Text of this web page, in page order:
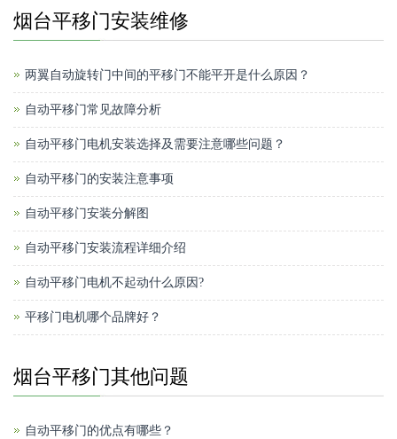
烟台平移门安装维修
两翼自动旋转门中间的平移门不能平开是什么原因？
自动平移门常见故障分析
自动平移门电机安装选择及需要注意哪些问题？
自动平移门的安装注意事项
自动平移门安装分解图
自动平移门安装流程详细介绍
自动平移门电机不起动什么原因?
平移门电机哪个品牌好？
烟台平移门其他问题
自动平移门的优点有哪些？